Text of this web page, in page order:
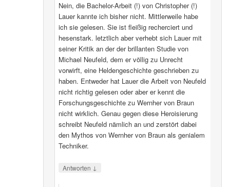
Nein, die Bachelor-Arbeit (!) von Christopher (!)
Lauer kannte ich bisher nicht. Mittlerweile habe
ich sie gelesen. Sie ist fleißig recherciert und
hesenstark. letztlich aber verhebt sich Lauer mit
seiner Kritik an der der brillanten Studie von
Michael Neufeld, dem er völlig zu Unrecht
vorwirft, eine Heldengeschichte geschrieben zu
haben. Entweder hat Lauer die Arbeit von Neufeld
nicht richtig gelesen oder aber er kennt die
Forschungsgeschichte zu Wernher von Braun
nicht wirklich. Genau gegen diese Heroisierung
schreibt Neufeld nämlich an und zerstört dabei
den Mythos von Wernher von Braun als genialem
Techniker.
Antworten ↓